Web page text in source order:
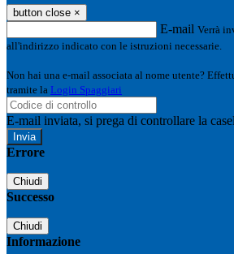
button close ×
E-mail Verrà
all'indirizzo indicato con le istruzioni necessarie.
Non hai una e-mail associata al nome utente?
tramite la Login Spaggiari
E-mail inviata, si prega di controllare la
Errore
Chiudi
Successo
Chiudi
Informazione